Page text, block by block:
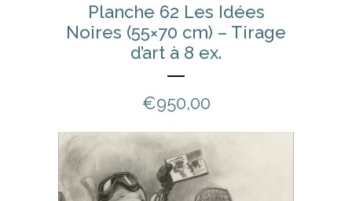
Planche 62 Les Idées
Noires (55×70 cm) – Tirage
d’art à 8 ex.
€950,00